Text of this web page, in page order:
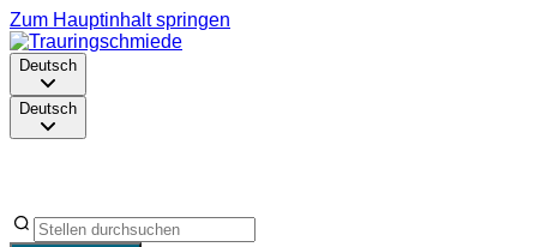
Zum Hauptinhalt springen
Deutsch
Deutsch